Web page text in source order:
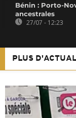
Bénin : Porto-
ancestrales
27/07 - 12:23
PLUS